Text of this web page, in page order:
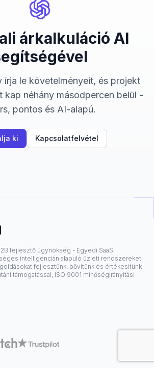
árkalkuláció AI
írja le követelményeit, és projekt
kap néhány másodpercen belül -
pontos és AI-alapú.
ki Kapcsolatfelvétel
fejlesztő ügynökség - Egyedi SaaS
intelligencián alapuló üzleti rendszereket
fejlesztünk, bővítünk és értékesítünk
támogatással, ISO 9001 minőségirányítási